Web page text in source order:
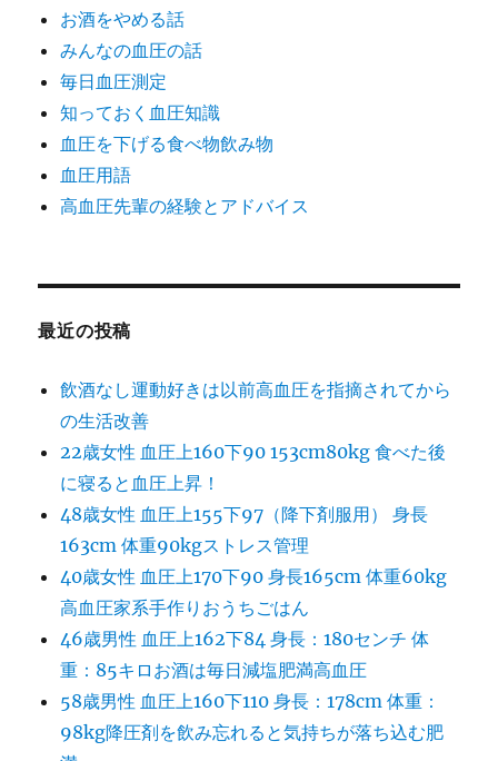
お酒をやめる話
みんなの血圧の話
毎日血圧測定
知っておく血圧知識
血圧を下げる食べ物飲み物
血圧用語
高血圧先輩の経験とアドバイス
最近の投稿
飲酒なし運動好きは以前高血圧を指摘されてから
の生活改善
22歳女性 血圧上160下90 153cm80kg 食べた後
に寝ると血圧上昇！
48歳女性 血圧上155下97（降下剤服用） 身長
163cm 体重90kgストレス管理
40歳女性 血圧上170下90 身長165cm 体重60kg
高血圧家系手作りおうちごはん
46歳男性 血圧上162下84 身長：180センチ 体
重：85キロお酒は毎日減塩肥満高血圧
58歳男性 血圧上160下110 身長：178cm 体重：
98kg降圧剤を飲み忘れると気持ちが落ち込む肥